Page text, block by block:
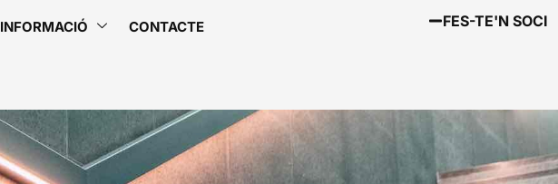
INFORMACIÓ CONTACTE FES-TE'N SOCI